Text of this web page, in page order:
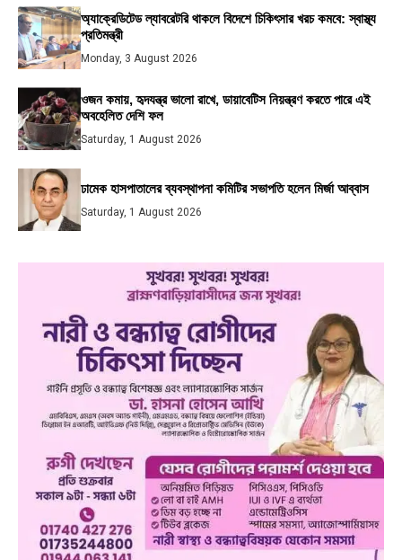
অ্যাক্রেডিটেড ল্যাবরেটরি থাকলে বিদেশে চিকিৎসার খরচ কমবে: স্বাস্থ্য
প্রতিমন্ত্রী
Monday, 3 August 2026
ওজন কমায়, হৃদযন্ত্র ভালো রাখে, ডায়াবেটিস নিয়ন্ত্রণ করতে পারে এই
অবহেলিত দেশি ফল
Saturday, 1 August 2026
ঢামেক হাসপাতালের ব্যবস্থাপনা কমিটির সভাপতি হলেন মির্জা আব্বাস
Saturday, 1 August 2026